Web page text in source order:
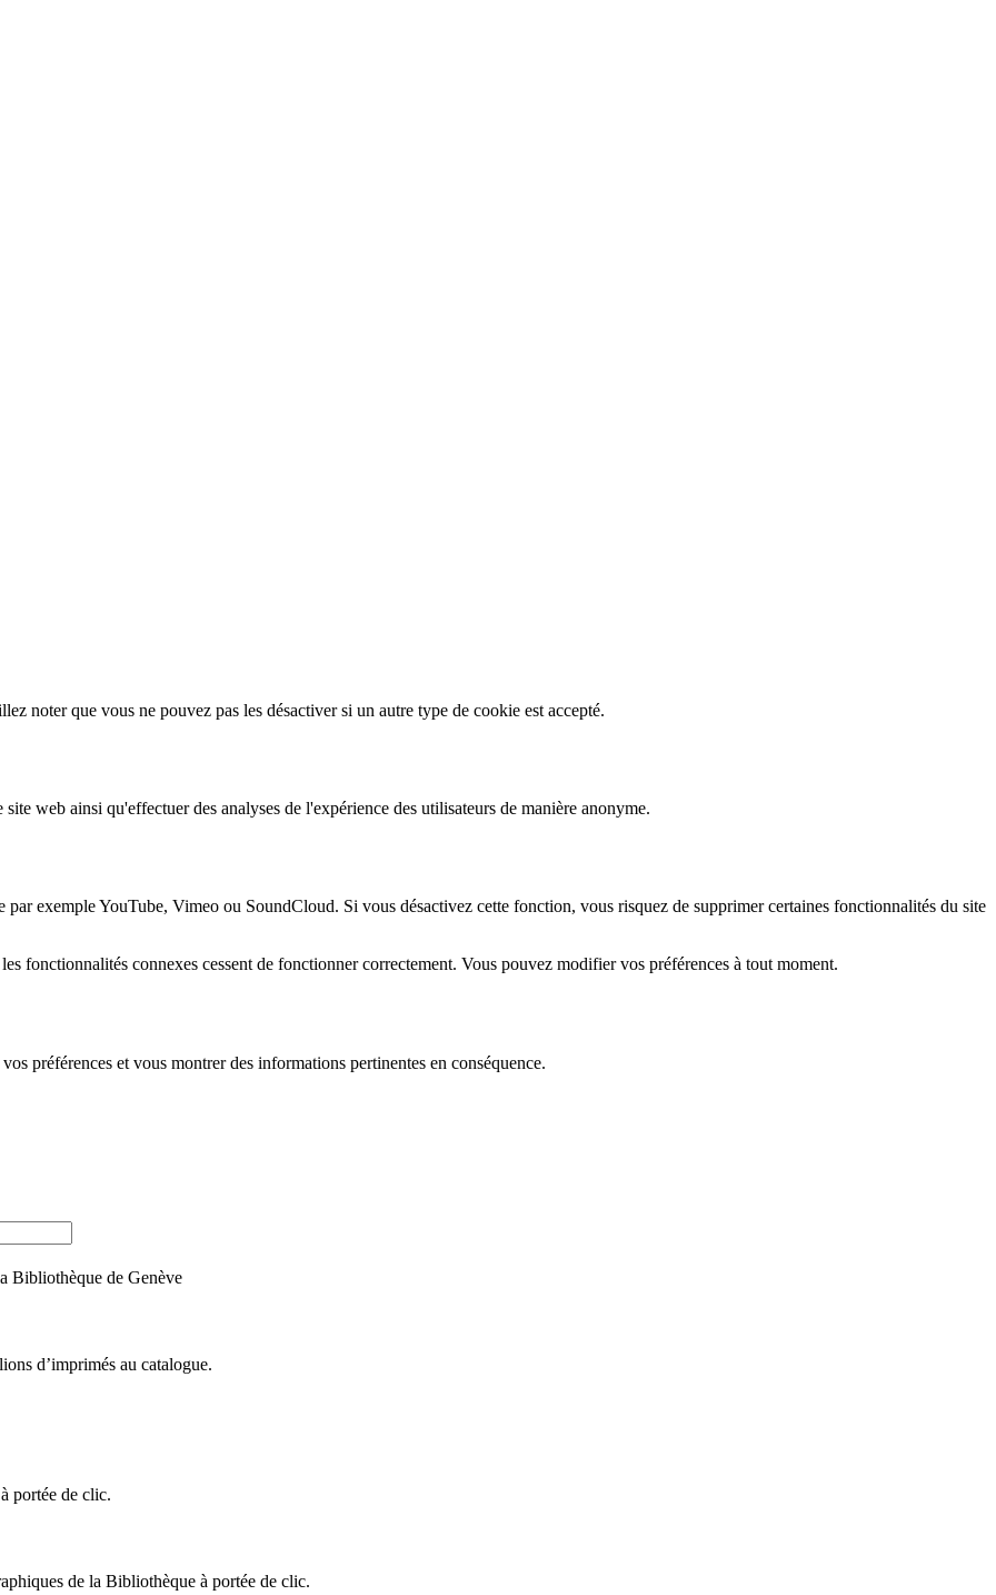
noter que vous ne pouvez pas les désactiver si un autre type de cookie est accepté.
web ainsi qu'effectuer des analyses de l'expérience des utilisateurs de manière anonyme.
exemple YouTube, Vimeo ou SoundCloud. Si vous désactivez cette fonction, vous risquez de supprimer certaines fonctionnalités du site
fonctionnalités connexes cessent de fonctionner correctement. Vous pouvez modifier vos préférences à tout moment.
préférences et vous montrer des informations pertinentes en conséquence.
Bibliothèque de Genève
d’imprimés au catalogue.
portée de clic.
de la Bibliothèque à portée de clic.